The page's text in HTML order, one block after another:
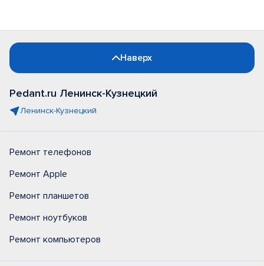
Наверх
Pedant.ru Ленинск-Кузнецкий
Ленинск-Кузнецкий
Ремонт телефонов
Ремонт Apple
Ремонт планшетов
Ремонт ноутбуков
Ремонт компьютеров